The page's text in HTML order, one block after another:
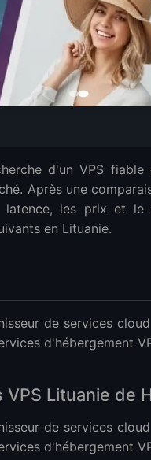
d'un VPS
Après une
latence, les prix et le
en Lituanie.
de services
d'hébergement
VPS Lituanie de
de services
d'hébergement